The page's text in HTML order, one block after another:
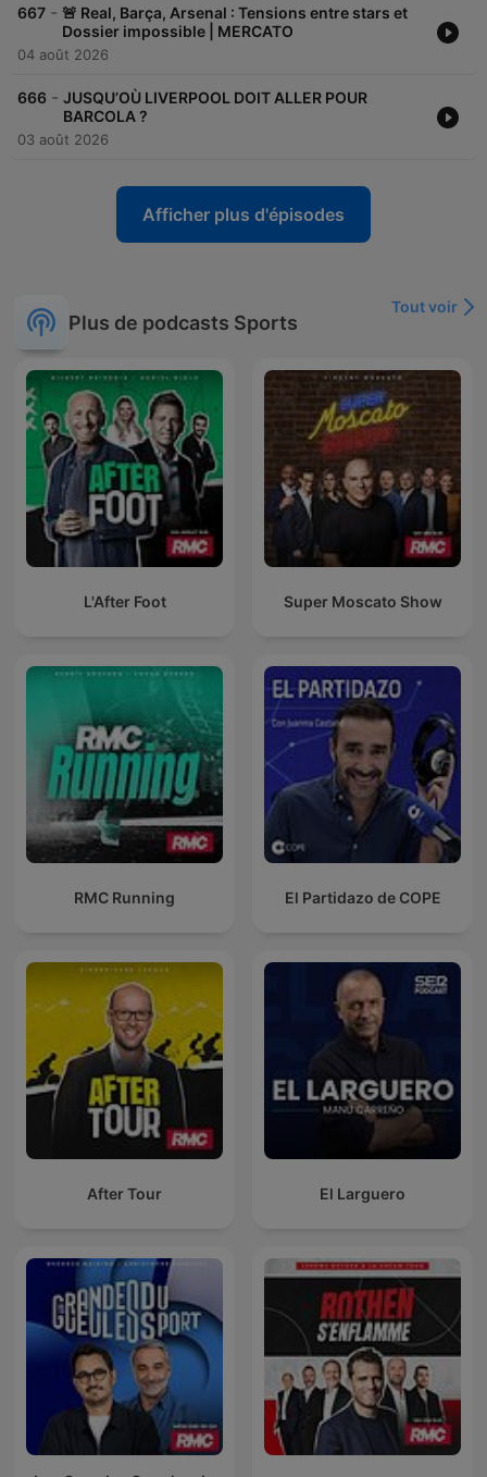
667 - 🚨 Real, Barça, Arsenal : Tensions entre stars et
Dossier impossible | MERCATO
04 août 2026
666 - JUSQU’OÙ LIVERPOOL DOIT ALLER POUR
BARCOLA ?
03 août 2026
Afficher plus d'épisodes
Plus de podcasts Sports
Tout voir
L'After Foot Super Moscato Show
RMC Running El Partidazo de COPE
After Tour El Larguero